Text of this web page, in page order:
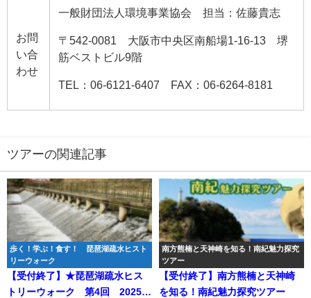
お問
い合
わせ
一般財団法人環境事業協会 担当：佐藤貴志
〒542-0081 大阪市中央区南船場1-16-13 堺
筋ベストビル9階
TEL：06-6121-6407 FAX：06-6264-8181
ツアーの関連記事
歩く！学ぶ！食す！ 琵琶湖疏水ヒスト
リーウォーク
【受付終了】★琵琶湖疏水ヒス
トリーウォーク 第4回 2025年
南方熊楠と天神崎を知る！南紀魅力探究
ツアー
【受付終了】南方熊楠と天神崎
を知る！南紀魅力探究ツアー